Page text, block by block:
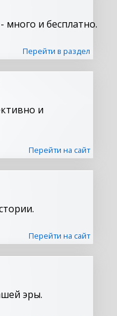
много и бесплатно.
Перейти в раздел
и
Перейти на сайт
Перейти на сайт
эры.